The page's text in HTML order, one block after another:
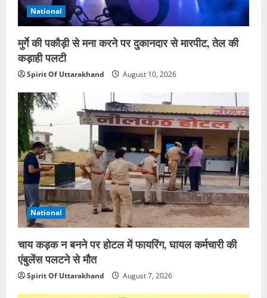
National
मुर्गे की पकौड़ी से मना करने पर दुकानदार से मारपीट, तेल की
कड़ाही पलटी
Spirit Of Uttarakhand August 10, 2026
National
चाय कड़क न बनने पर होटल में फायरिंग, घायल कर्मचारी की
एंबुलेंस पलटने से मौत
Spirit Of Uttarakhand August 7, 2026